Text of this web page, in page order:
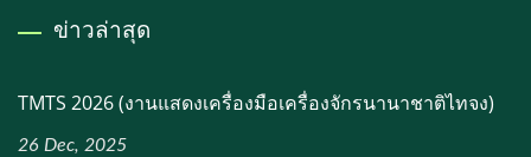
ข่าวล่าสุด
TMTS 2026 (งานแสดงเครื่องมือเครื่องจักรนานาชาติไทจง)
26 Dec, 2025